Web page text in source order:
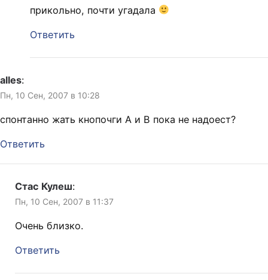
прикольно, почти угадала
Ответить
alles:
Пн, 10 Сен, 2007 в 10:28
спонтанно жать кнопочги А и В пока не надоест?
Ответить
Стас Кулеш:
Пн, 10 Сен, 2007 в 11:37
Очень близко.
Ответить